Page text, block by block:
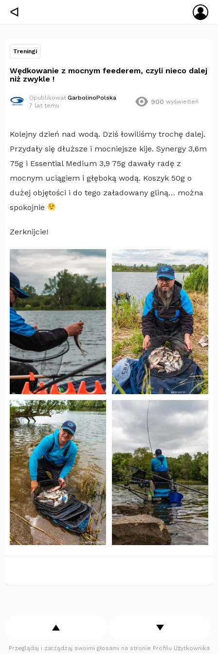
ᐊ
Treningi
Wędkowanie z mocnym feederem, czyli nieco dalej
niż zwykle !
Opublikował GarbolinoPolska
7 lat temu
900 wyświetleń
Kolejny dzień nad wodą. Dziś łowiliśmy trochę dalej.
Przydały się dłuższe i mocniejsze kije. Synergy 3,6m
75g i Essential Medium 3,9 75g dawały radę z
mocnym uciągiem i głęboką wodą. Koszyk 50g o
dużej objętości i do tego załadowany gliną… można
spokojnie
Zerknijcie!
Przeglądaj i zarządzaj swoimi głosami na stronie Profilu Użytkownika